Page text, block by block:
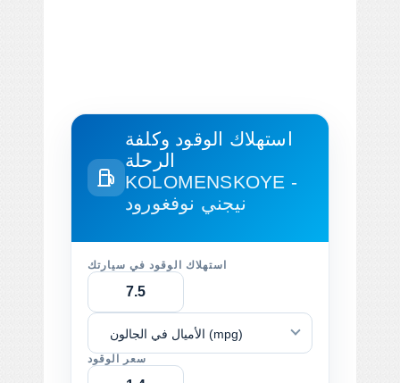
استهلاك الوقود وكلفة
الرحلة
KOLOMENSKOYE -
نيجني نوفغورود
استهلاك الوقود في سيارتك
الأميال في الجالون (mpg)
سعر الوقود